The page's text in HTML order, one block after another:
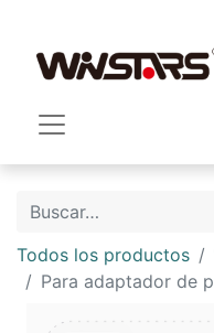
Todos los productos
Para adaptador de